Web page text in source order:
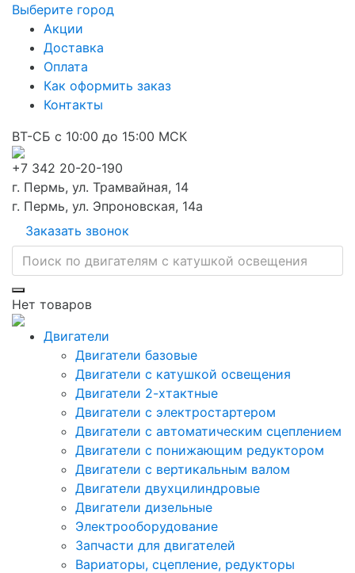
Выберите город
Акции
Доставка
Оплата
Как оформить заказ
Контакты
ВТ-СБ с 10:00 до 15:00 МСК
+7 342 20-20-190
г. Пермь, ул. Трамвайная, 14
г. Пермь, ул. Эпроновская, 14а
Заказать звонок
Нет товаров
Двигатели
Двигатели базовые
Двигатели с катушкой освещения
Двигатели 2-хтактные
Двигатели с электростартером
Двигатели с автоматическим сцеплением
Двигатели с понижающим редуктором
Двигатели с вертикальным валом
Двигатели двухцилиндровые
Двигатели дизельные
Электрооборудование
Запчасти для двигателей
Вариаторы, сцепление, редукторы